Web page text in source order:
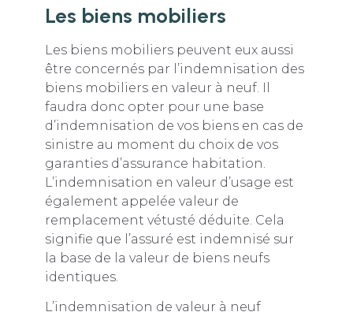
Les biens mobiliers
Les biens mobiliers peuvent eux aussi
être concernés par l’indemnisation des
biens mobiliers en valeur à neuf. Il
faudra donc opter pour une base
d’indemnisation de vos biens en cas de
sinistre au moment du choix de vos
garanties d’assurance habitation.
L’indemnisation en valeur d’usage est
également appelée valeur de
remplacement vétusté déduite. Cela
signifie que l’assuré est indemnisé sur
la base de la valeur de biens neufs
identiques.
L’indemnisation de valeur à neuf